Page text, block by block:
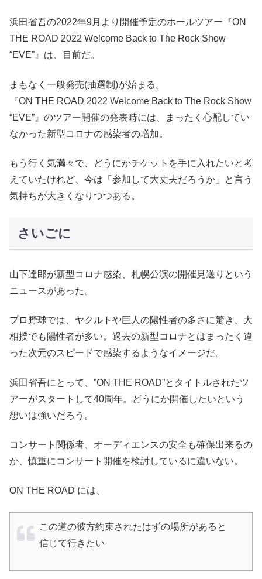
浜田省吾の2022年9月より開催予定のホールツアー『ON
THE ROAD 2022 Welcome Back to The Rock Show
“EVE”』は、目前だ。
まもなく一般発売(抽選制)が始まる。
『ON THE ROAD 2022 Welcome Back to The Rock Show
“EVE”』のツアー開催の発表時には、まったく心配してい
なかった新型コロナの感染者の増加。
もう行く気満々で、どうにかチケットを手に入れたいと考
えていたけれど、今は「参加して大丈夫だろうか」と言う
気持ちが大きくなりつつある。
さいごに
山下達郎が新型コロナ感染、札幌公演の開催見送りという
ニュースがあった。
プロ野球では、ヤクルトや巨人の陽性者の多さに驚き、大
相撲でも陽性者が多い。過去の新型コロナとはまったく違
った次元のスピードで感染するようなイメージだ。
浜田省吾にとって、”ON THE ROAD”とタイトルされたツ
アーがスタートして40周年。どうにか開催したいという
想いは強いだろう。
コンサート関係者、オーディエンスの安全も確保出来るの
か、慎重にコンサート開催を検討しているに違いない。
ON THE ROAD には、
この道の彼方約束されたはずの場所があると
信じて行きたい